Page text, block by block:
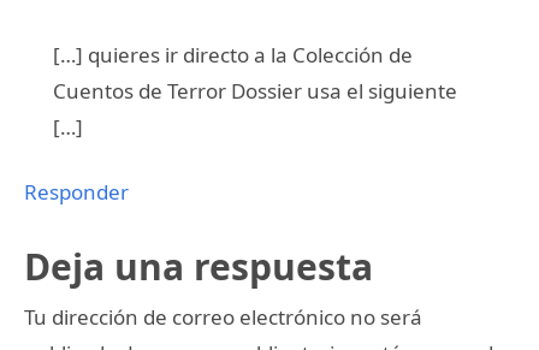
[…] quieres ir directo a la Colección de
Cuentos de Terror Dossier usa el siguiente
[…]
Responder
Deja una respuesta
Tu dirección de correo electrónico no será